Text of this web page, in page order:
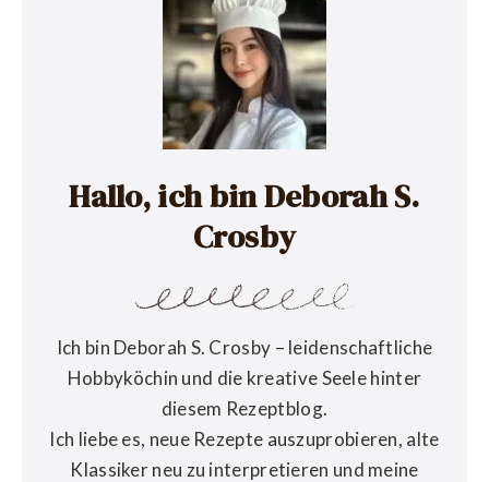
Hallo, ich bin Deborah S.
Crosby
Ich bin Deborah S. Crosby – leidenschaftliche
Hobbyköchin und die kreative Seele hinter
diesem Rezeptblog.
Ich liebe es, neue Rezepte auszuprobieren, alte
Klassiker neu zu interpretieren und meine